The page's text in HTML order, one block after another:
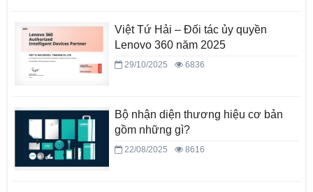
Việt Tứ Hải – Đối tác ủy quyền
Lenovo 360 năm 2025
29/10/2025 6836
Bộ nhận diện thương hiệu cơ bản
gồm những gì?
22/08/2025 8616